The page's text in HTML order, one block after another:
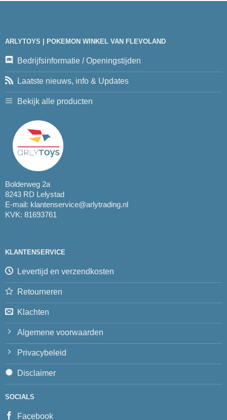
ARLYTOYS | POKEMON WINKEL VAN FLEVOLAND
Bedrijfsinformatie / Openingstijden
Laatste nieuws, info & Updates
Bekijk alle producten
Bolderweg 2a
8243 RD Lelystad
E-mail: klantenservice@arlytrading.nl
KVK: 81693761
KLANTENSERVICE
Levertijd en verzendkosten
Retourneren
Klachten
Algemene voorwaarden
Privacybeleid
Disclaimer
SOCIALS
Facebook